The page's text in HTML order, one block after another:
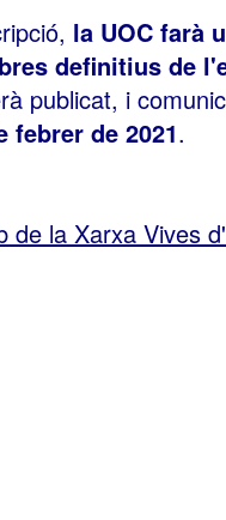
la UOC farà
definitius de
publicat, i
febrer de 2021.
de la Xarxa Vives